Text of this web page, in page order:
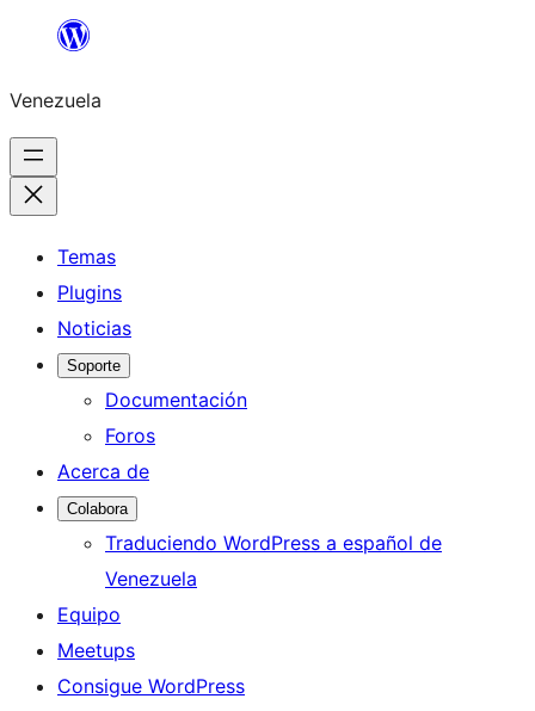
Saltar
contenido
Venezuela
Temas
Plugins
Noticias
Soporte
Documentación
Foros
Acerca de
Colabora
Traduciendo WordPress a español de
Venezuela
Equipo
Meetups
Consigue WordPress